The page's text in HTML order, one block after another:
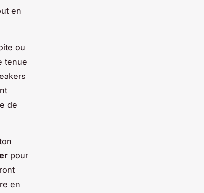
en
ou
tenue
de
pour
en